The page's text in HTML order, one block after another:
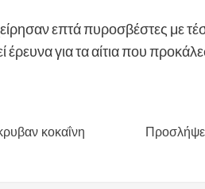
επτά πυροσβέστες με
έρευνα για τα αίτια που
κοκαΐνη